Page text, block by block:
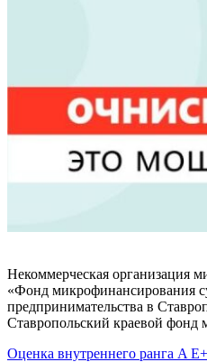
Некоммерческая организация
«Фонд микрофинансирования
предпринимательства в
Ставропольский краевой фонд
Оценка внутреннего ранга A E+